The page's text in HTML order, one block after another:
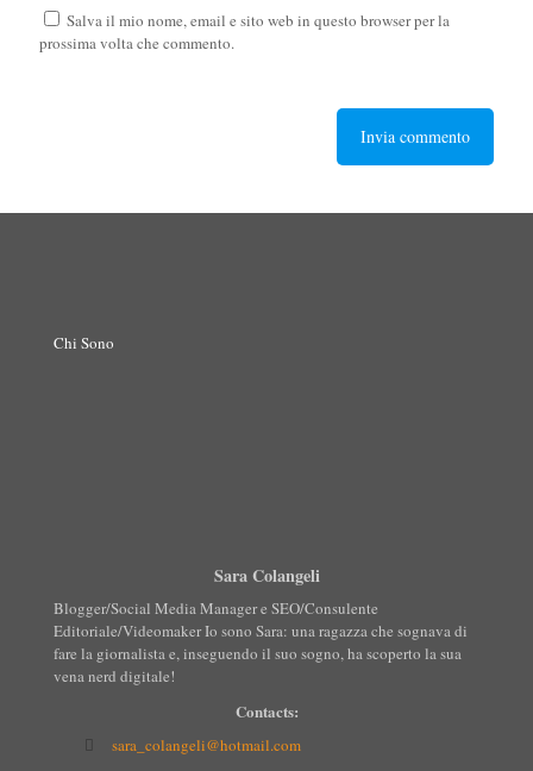
Salva il mio nome, email e sito web in questo browser per la
prossima volta che commento.
Chi Sono
Sara Colangeli
Blogger/Social Media Manager e SEO/Consulente
Editoriale/Videomaker Io sono Sara: una ragazza che sognava di
fare la giornalista e, inseguendo il suo sogno, ha scoperto la sua
vena nerd digitale!
Contacts:
sara_colangeli@hotmail.com